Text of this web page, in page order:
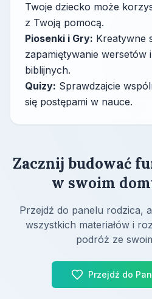
Twoje dziecko może
z Twoją pomocą.
Piosenki i Gry: Kreatywne
zapamiętywanie
biblijnych.
Quizy: Sprawdzajcie
się postępami w nauce.
Zacznij budować
w swoim
Przejdź do panelu rodzica,
wszystkich materiałów i
podróż ze
Przejdź do